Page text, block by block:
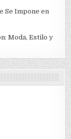
Se Impone en
Moda, Estilo y